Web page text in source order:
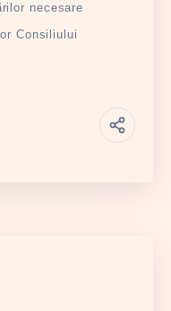
necesare
Consiliului